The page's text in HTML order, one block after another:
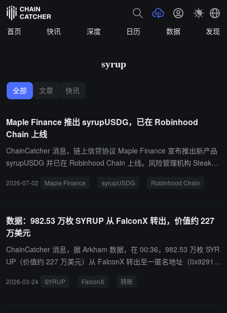
首页 快讯 深度 日历 数据 发现
syrup
全部 文章 快讯
Maple Finance 推出 syrupUSDG，已在 Robinhood
Chain 上线
ChainCatcher 消息，链上信贷协议 Maple Finance 宣布推出新产品
syrupUSDG 并已在 Robinhood Chain 上线。风险管理机构 Steakho
品。 此次合作由 Morpho 提供金库基础设施，Paxos 负责 USDG 的
链。
2026-07-02 Maple Finance syrupUSDG Robinhood Chain
数据：982.53 万枚 SYRUP 从 FalconX 转出，价值约 227
万美元
ChainCatcher 消息，据 Arkham 数据，在 00:36，982.53 万枚 SYR
UP（价值约 227 万美元）从 FalconX 转出至一匿名地址（0x9291...
2026-03-24 SYRUP FalconX 转账